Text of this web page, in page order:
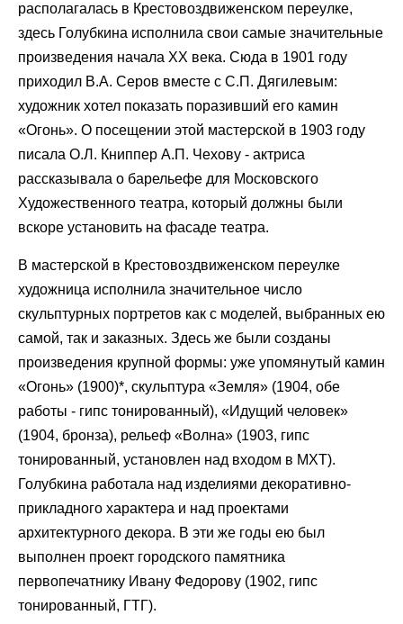
располагалась в Крестовоздвиженском переулке,
здесь Голубкина исполнила свои самые значительные
произведения начала XX века. Сюда в 1901 году
приходил В.А. Серов вместе с С.П. Дягилевым:
художник хотел показать поразивший его камин
«Огонь». О посещении этой мастерской в 1903 году
писала О.Л. Книппер А.П. Чехову - актриса
рассказывала о барельефе для Московского
Художественного театра, который должны были
вскоре установить на фасаде театра.
В мастерской в Крестовоздвиженском переулке
художница исполнила значительное число
скульптурных портретов как с моделей, выбранных ею
самой, так и заказных. Здесь же были созданы
произведения крупной формы: уже упомянутый камин
«Огонь» (1900)*, скульптура «Земля» (1904, обе
работы - гипс тонированный), «Идущий человек»
(1904, бронза), рельеф «Волна» (1903, гипс
тонированный, установлен над входом в МХТ).
Голубкина работала над изделиями декоративно-
прикладного характера и над проектами
архитектурного декора. В эти же годы ею был
выполнен проект городского памятника
первопечатнику Ивану Федорову (1902, гипс
тонированный, ГТГ).